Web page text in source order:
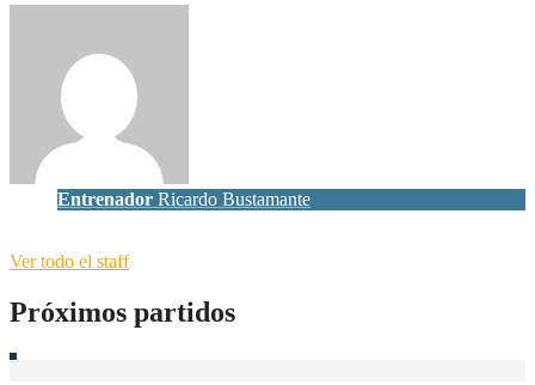
Entrenador Ricardo Bustamante
Ver todo el staff
Próximos partidos